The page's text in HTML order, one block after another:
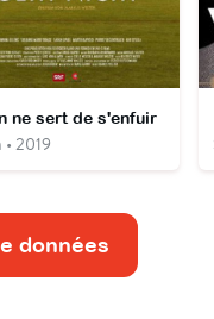
ne sert de s'enfuir
• 2019
données